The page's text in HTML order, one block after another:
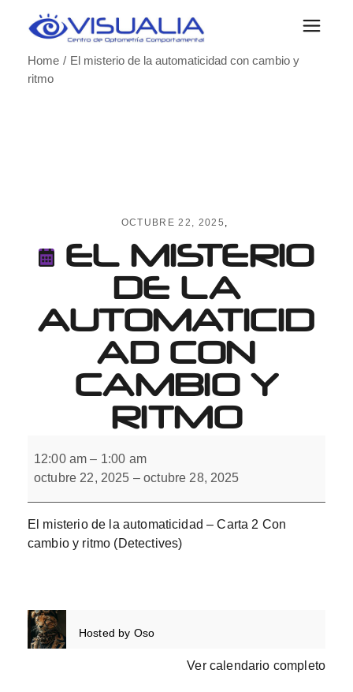
Home
El misterio de la automaticidad con cambio y
ritmo
OCTUBRE 22, 2025
EL MISTERIO
DE LA
AUTOMATICID
AD CON
CAMBIO Y
RITMO
misterio
de
la
con
cambio
y
ritmo
12:00 am – 1:00 am
octubre 22, 2025 –octubre 28, 2025
El misterio de la automaticidad – Carta 2 Con
cambio y ritmo (Detectives)
Hosted by Oso
Ver calendario completo